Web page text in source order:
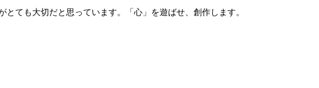
ても大切だと思っています。「心」を遊ばせ、創作します。